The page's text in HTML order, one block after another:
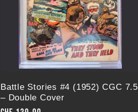
Battle Stories #4 (1952) CGC 7.5
– Double Cover